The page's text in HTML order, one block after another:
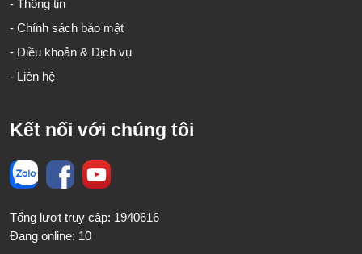
- Thông tin
- Chính sách bảo mật
- Điều khoản & Dịch vụ
- Liên hệ
Kết nối với chúng tôi
Tổng lượt truy cập: 1940616
Đang online: 10